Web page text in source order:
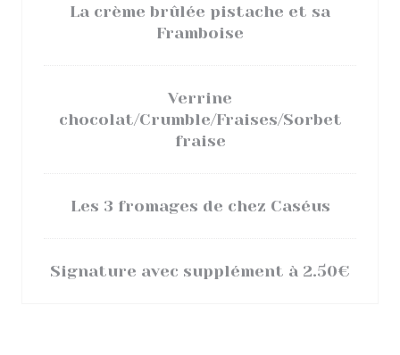
La crème brûlée pistache et sa
Framboise
Verrine
chocolat/Crumble/Fraises/Sorbet
fraise
Les 3 fromages de chez Caséus
Signature avec supplément à 2.50€